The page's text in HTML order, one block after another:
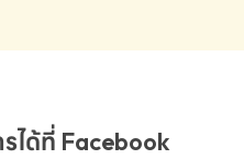
ได้ที่ Facebook